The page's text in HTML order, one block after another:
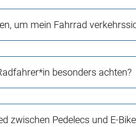
um mein Fahrrad
besonders achten?
zwischen Pedelecs und E-